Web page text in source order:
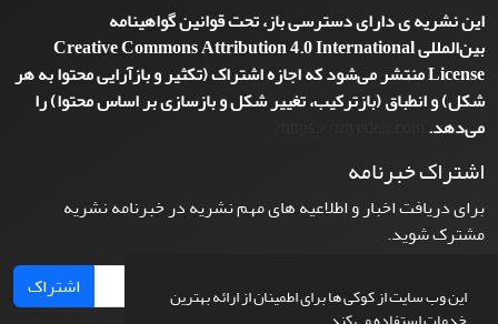
این وب سایت از کوکی ها برای اطمینان از ارائه بهترین
این نشریه ی دارای دسترسی باز، تحت قوانین گواهینامه
بین‌المللیCreative Commons Attribution 4.0 International
Licenseمنتشر می‌شود که اجازه اشتراک (تکثیر و بازآرایی محتوا به هر
شکل) و انطباق (بازترکیب، تغییر شکل و بازسازی بر اساس محتوا) را
می‌دهد.
اشتراک خبرنامه
برای دریافت اخبار و اطلاعیه های مهم نشریه در خبرنامه نشریه
مشترک شوید.
اشتراک